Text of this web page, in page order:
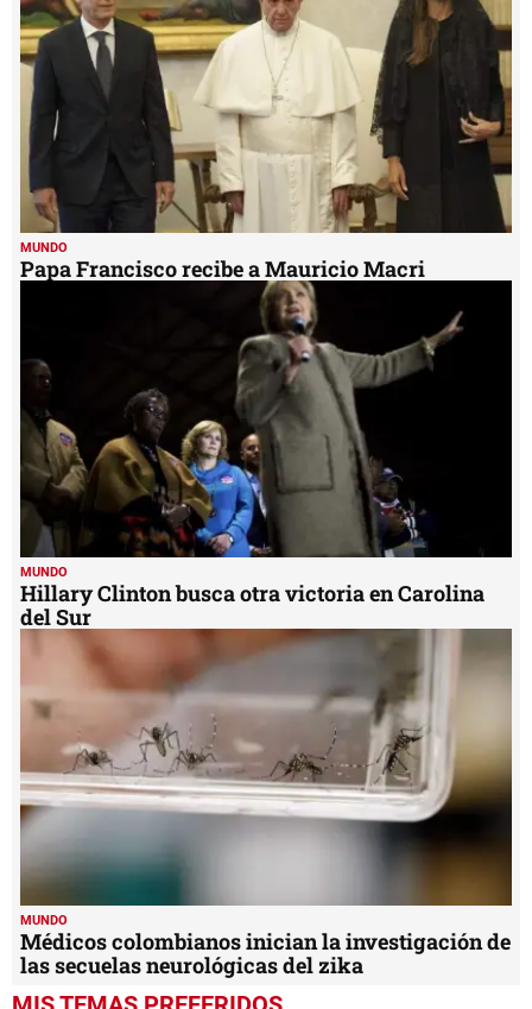
MUNDO
Papa Francisco recibe a Mauricio Macri
MUNDO
Hillary Clinton busca otra victoria en Carolina
del Sur
MUNDO
Médicos colombianos inician la investigación de
las secuelas neurológicas del zika